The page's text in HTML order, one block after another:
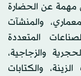
مهمة عن الحضارة
والمنشآت
المتعددة
والزجاجية،
والكتابات